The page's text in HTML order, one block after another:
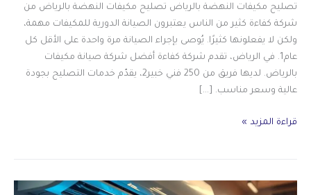
تصليح مكيفات النهضة بالرياض تصليح مكيفات النهضة بالرياض من
شركة كفاءة كثير من الناس يعتبرون الصيانة الدورية للمكيفات مهمة،
ولكن لا يفعلونها كثيرًا. يُوصى بإجراء الصيانة مرة واحدة على الأقل كل
عام1. في الرياض، تقدم شركة كفاءة أفضل شركة صيانة مكيفات
بالرياض. لديها فريق من 250 فني خبير2، يقدّم خدمات التصليح بجودة
عالية وسعر مناسب. […]
تصليح
قراءة المزيد »